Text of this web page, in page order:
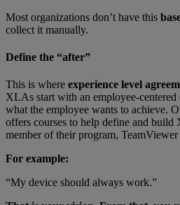
Most organizations don’t have this
collect it manually.
Define the “after”
This is where experience level
XLAs start with an employee-centered
what the employee wants to achieve.
offers courses to help define and
member of their program, TeamViewer
For example:
“My device should always work.”